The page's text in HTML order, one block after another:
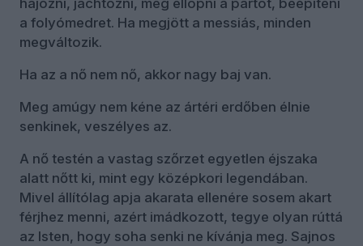
hajózni, jachtozni, meg ellopni a partot, beépíteni
a folyómedret. Ha megjött a messiás, minden
megváltozik.
Ha az a nő nem nő, akkor nagy baj van.
Meg amúgy nem kéne az ártéri erdőben élnie
senkinek, veszélyes az.
A nő testén a vastag szőrzet egyetlen éjszaka
alatt nőtt ki, mint egy középkori legendában.
Mivel állítólag apja akarata ellenére sosem akart
férjhez menni, azért imádkozott, tegye olyan rúttá
az Isten, hogy soha senki ne kívánja meg. Sajnos